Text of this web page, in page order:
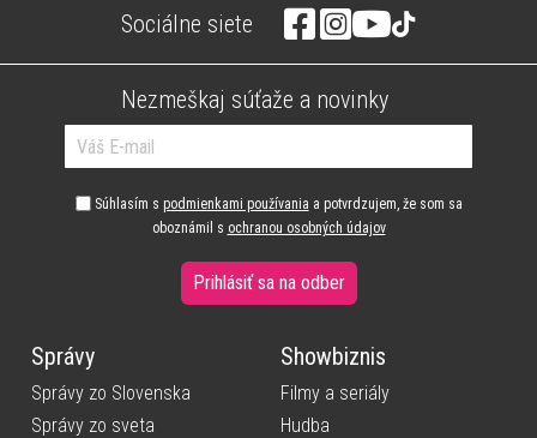
Sociálne siete
Nezmeškaj súťaže a novinky
Súhlasím s podmienkami používania a potvrdzujem, že som sa
oboznámil s ochranou osobných údajov
Prihlásiť sa na odber
Správy
Správy zo Slovenska
Správy zo sveta
Showbiznis
Filmy a seriály
Hudba